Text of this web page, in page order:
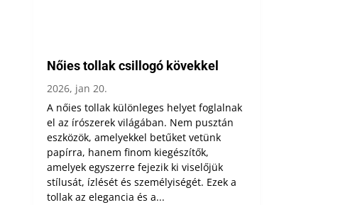
Nőies tollak csillogó kövekkel
2026, jan 20.
A nőies tollak különleges helyet foglalnak
el az írószerek világában. Nem pusztán
eszközök, amelyekkel betűket vetünk
papírra, hanem finom kiegészítők,
amelyek egyszerre fejezik ki viselőjük
stílusát, ízlését és személyiségét. Ezek a
tollak az elegancia és a...